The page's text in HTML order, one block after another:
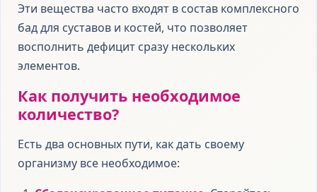
Эти вещества часто входят в состав комплексного
бад для суставов и костей, что позволяет
восполнить дефицит сразу нескольких
элементов.
Как получить необходимое
количество?
Есть два основных пути, как дать своему
организму все необходимое: